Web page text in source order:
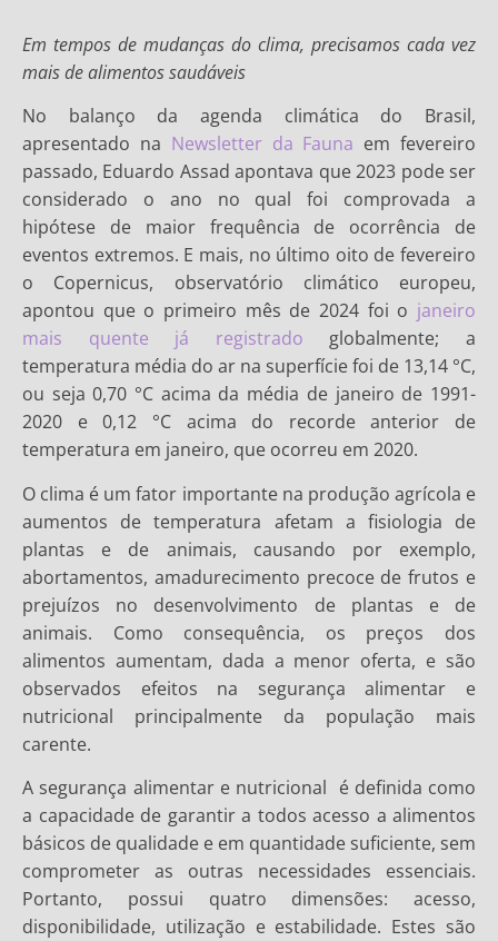
Em tempos de mudanças do clima, precisamos cada vez
mais de alimentos saudáveis
No balanço da agenda climática do Brasil,
apresentado na Newsletter da Fauna em fevereiro
passado, Eduardo Assad apontava que 2023 pode ser
considerado o ano no qual foi comprovada a
hipótese de maior frequência de ocorrência de
eventos extremos. E mais, no último oito de fevereiro
o Copernicus, observatório climático europeu,
apontou que o primeiro mês de 2024 foi o janeiro
mais quente já registrado globalmente; a
temperatura média do ar na superfície foi de 13,14 °C,
ou seja 0,70 °C acima da média de janeiro de 1991-
2020 e 0,12 °C acima do recorde anterior de
temperatura em janeiro, que ocorreu em 2020.
O clima é um fator importante na produção agrícola e
aumentos de temperatura afetam a fisiologia de
plantas e de animais, causando por exemplo,
abortamentos, amadurecimento precoce de frutos e
prejuízos no desenvolvimento de plantas e de
animais. Como consequência, os preços dos
alimentos aumentam, dada a menor oferta, e são
observados efeitos na segurança alimentar e
nutricional principalmente da população mais
carente.
A segurança alimentar e nutricional é definida como
a capacidade de garantir a todos acesso a alimentos
básicos de qualidade e em quantidade suficiente, sem
comprometer as outras necessidades essenciais.
Portanto, possui quatro dimensões: acesso,
disponibilidade, utilização e estabilidade. Estes são